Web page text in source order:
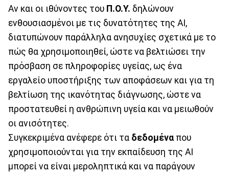
Αν και οι ιθύνοντες του Π.Ο.Υ. δηλώνουν
ενθουσιασμένοι με τις δυνατότητες της AI,
διατυπώνουν παράλληλα ανησυχίες σχετικά με το
πώς θα χρησιμοποιηθεί, ώστε να βελτιώσει την
πρόσβαση σε πληροφορίες υγείας, ως ένα
εργαλείο υποστήριξης των αποφάσεων και για τη
βελτίωση της ικανότητας διάγνωσης, ώστε να
προστατευθεί η ανθρώπινη υγεία και να μειωθούν
οι ανισότητες.
Συγκεκριμένα ανέφερε ότι τα δεδομένα που
χρησιμοποιούνται για την εκπαίδευση της ΑΙ
μπορεί να είναι μεροληπτικά και να παράγουν